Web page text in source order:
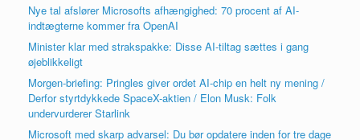
Nye tal afslører Microsofts afhængighed: 70 procent af AI-
indtægterne kommer fra OpenAI
Minister klar med strakspakke: Disse AI-tiltag sættes i gang
øjeblikkeligt
Morgen-briefing: Pringles giver ordet AI-chip en helt ny mening /
Derfor styrtdykkede SpaceX-aktien / Elon Musk: Folk
undervurderer Starlink
Microsoft med skarp advarsel: Du bør opdatere inden for tre dage